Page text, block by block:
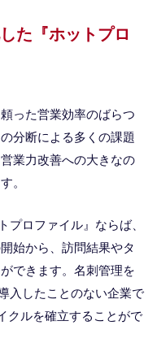
た『ホットプロ
った営業効率のばらつ
分断による多くの課題
業力改善への大きなの
。
プロファイル』ならば、
始から、訪問結果やタ
できます。名刺管理を
入したことのない企業で
クルを確立することがで